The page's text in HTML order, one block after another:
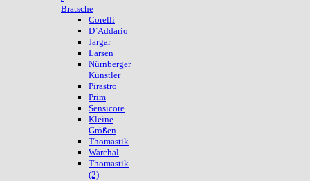
Bratsche
Corelli
D`Addario
Jargar
Larsen
Nürnberger
Künstler
Pirastro
Prim
Sensicore
Kleine
Größen
Thomastik
Warchal
Thomastik
(2)